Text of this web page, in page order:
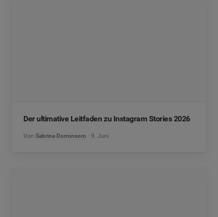
Der ultimative Leitfaden zu Instagram Stories 2026
Von Sabrina Dorronsoro 9. Juni